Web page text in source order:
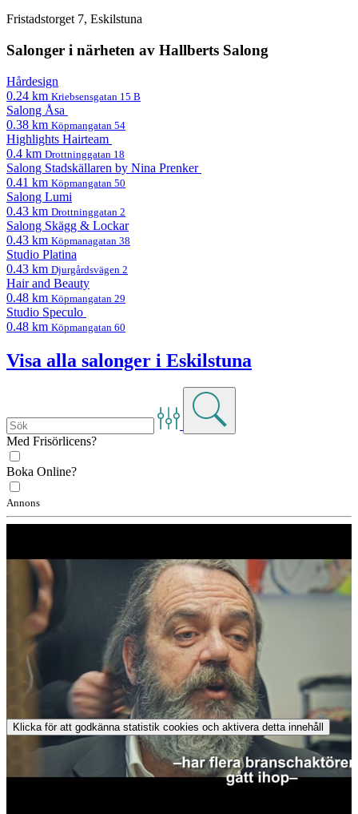
Fristadstorget 7, Eskilstuna
Salonger i närheten av Hallberts Salong
Hårdesign
0.24 km Kriebsensgatan 15 B
Salong Åsa
0.38 km Köpmangatan 54
Highlights Hairteam
0.4 km Drottninggatan 18
Salong Stadskällaren by Nina Prenker
0.41 km Köpmangatan 50
Salong Lumi
0.43 km Drottninggatan 2
Salong Skägg & Lockar
0.43 km Köpmanagatan 38
Studio Platina
0.43 km Djurgårdsvägen 2
Hair and Beauty
0.48 km Köpmangatan 29
Studio Speculo
0.48 km Köpmangatan 60
Visa alla salonger i Eskilstuna
Med Frisörlicens?
Boka Online?
Annons
Klicka för att godkänna statistik cookies och aktivera detta innehåll